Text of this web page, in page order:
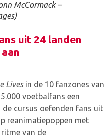
McCormack –
uit 24 landen
Livesin de 10 fanzones van
voetbalfans een
de cursus oefenden fans uit
reanimatiepoppen met
van de